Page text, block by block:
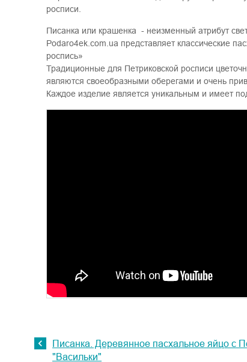
росписи.
Писанка или крашенка - неизменный атрибут
Podaro4ek.com.ua представляет классические
роспись»
Традиционные для Петриковской росписи
являются своеобразными оберегами и очень
Каждое изделие является уникальным и имеет
Писанка. Деревянное пасхальное яйцо с
"Васильки"